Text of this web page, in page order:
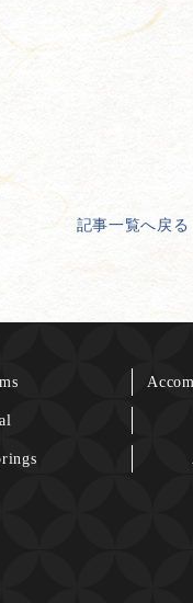
記事一覧へ戻る